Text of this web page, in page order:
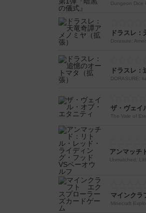
Dungeon Dice
ドラスレ：
Dorasure:
ドラスレ：
DORASURE:
ザ・ヴェイ
The Vale of
Unmatched:
マインク
Minecraft